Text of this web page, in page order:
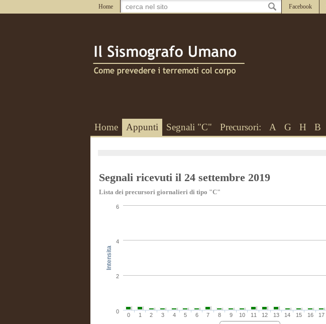
Home Facebook
Home Appunti Segnali "C" Precursori: A G H B
Segnali ricevuti il 24 settembre 2019
Lista dei precursori giornalieri di tipo "C"
Intensita
0 1 2 3 4 5 6 7 8 9 10 11 12 13 14 15 16 17
0
2
4
6